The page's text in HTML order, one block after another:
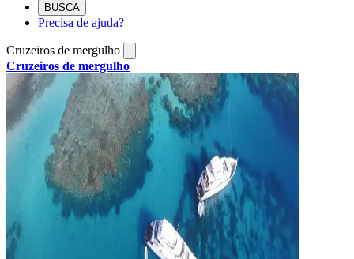
BUSCA
Precisa de ajuda?
Cruzeiros de mergulho
Cruzeiros de mergulho